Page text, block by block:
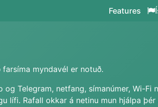
Features
myndavél er notuð.
Telegram, netfang, símanúmer, Wi-Fi
lífi. Rafall okkar á netinu mun hjálpa þér